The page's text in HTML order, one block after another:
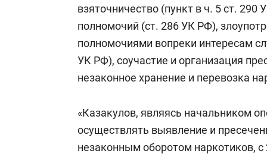
взяточничество (пункт в ч. 5 ст.
полномочий (ст. 286 УК РФ),
полномочиями вопреки интересам
УК РФ), соучастие и организация
незаконное хранение и перевозка
«Казакулов, являясь начальником
осуществлять выявление и
незаконным оборотом наркотиков,